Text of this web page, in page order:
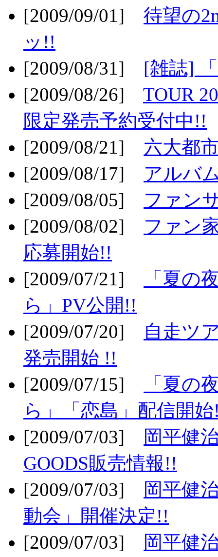
[2009/09/01] 待望の
ッ!!
[2009/08/31] [雑誌]
[2009/08/26] TOUR
限定発売予約受付中!!
[2009/08/21] 六大都
[2009/08/17] アルバ
[2009/08/05] ファン
[2009/08/02] ファン
応募開始!!
[2009/07/21]
「夏の
ら」PV公開!!
[2009/07/20]
自走ツ
発売開始 !!
[2009/07/15]
「夏の
ら」「恋島」配信開
[2009/07/03]
岡平健
GOODS販売情報!!
[2009/07/03]
岡平健
動会」開催決定!!
[2009/07/03]
岡平健